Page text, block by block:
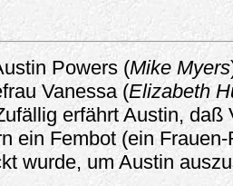
Powers (Mike Myers
Vanessa (Elizabeth
erfährt Austin, daß
ein Fembot (ein
wurde, um Austin